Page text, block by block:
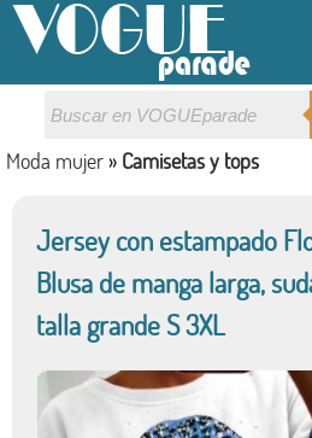
Moda mujer » Camisetas y tops
Jersey con estampado
Blusa de manga larga,
talla grande S 3XL